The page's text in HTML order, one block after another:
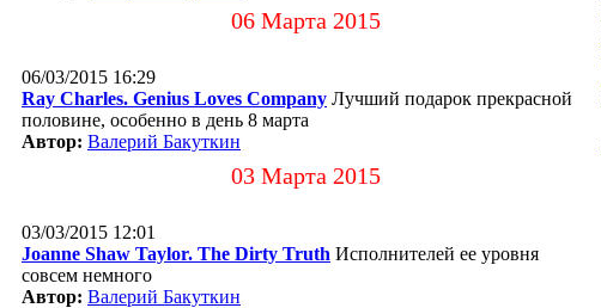
06 Марта 2015
06/03/2015 16:29
Ray Charles. Genius Loves Company Лучший подарок прекрасной
половине, особенно в день 8 марта
Автор: Валерий Бакуткин
03 Марта 2015
03/03/2015 12:01
Joanne Shaw Taylor. The Dirty Truth Исполнителей ее уровня
совсем немного
Автор: Валерий Бакуткин